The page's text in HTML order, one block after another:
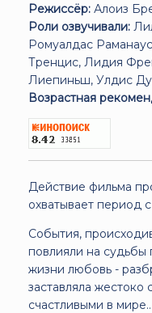
Режиссёр: Алоиз
Роли озвучивали:
Ромуалдас
Тренцис, Лидия
Лиепиньш, Улдис
Возрастная
Действие фильма
охватывает период
События,
повлияли на судьбы
жизни любовь -
заставляла жестоко
счастливыми в мире...